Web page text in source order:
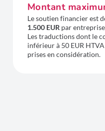
Montant
Le soutien financier est
1.500 EUR par
Les traductions dont le
inférieur à 50 EUR
prises en considération.